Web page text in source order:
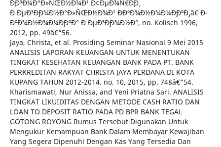
´Ð¸Ð³Ð¼Ð°Ð»ÑŒÐ½Ð¾Ð¹ Ð¢ÐµÐ¾Ñ€Ð¸Ð¸
Ð ÐµÐ³Ð¸Ð¾Ð½Ð°Ð»ÑŒÐ½Ð¾Ð¹ Ð­ÐºÐ¾Ð½Ð¾Ð¼Ð¸ÐºÐ¸.â€ Ð­
ÐºÐ¾Ð½Ð¾Ð¼Ð¸ÐºÐ° Ð ÐµÐ³Ð¸Ð¾Ð½Ð°, no. Kolisch 1996,
2012, pp. 49â€“56.
Jaya, Christa, et al. Prosiding Seminar Nasional 9 Mei 2015
ANALISIS LAPORAN KEUANGAN UNTUK MENENTUKAN
TINGKAT KESEHATAN KEUANGAN BANK PADA PT. BANK
PERKREDITAN RAKYAT CHRISTA JAYA PERDANA DI KOTA
KUPANG TAHUN 2012-2014. no. 10, 2015, pp. 748â€“54.
Kharismawati, Nur Anissa, and Yeni Priatna Sari. ANALISIS
TINGKAT LIKUIDITAS DENGAN METODE CASH RATIO DAN
LOAN TO DEPOSIT RATIO PADA PD BPR BANK TEGAL
GOTONG ROYONG Rumus Tersebut Digunakan Untuk
Mengukur Kemampuan Bank Dalam Membayar Kewajiban
Yang Segera Dipenuhi Dengan Kas Yang Tersedia Dan